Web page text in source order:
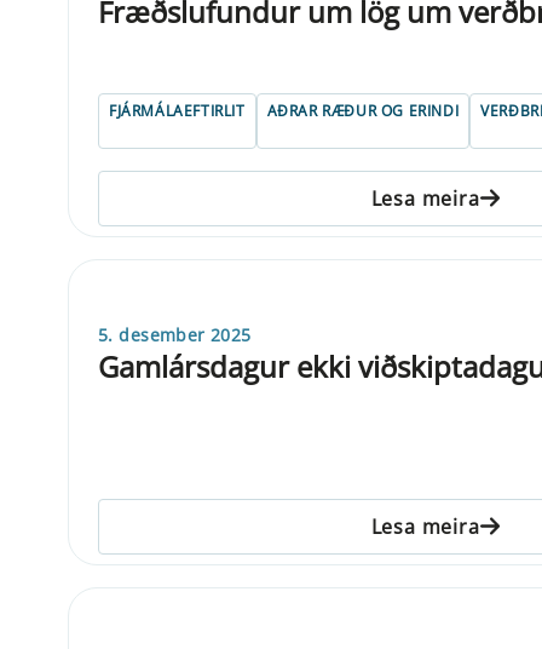
Fræðslufundur um lög um
FJÁRMÁLAEFTIRLIT AÐRAR RÆÐUR OG ERINDI
Lesa meira
5. desember 2025
Gamlársdagur ekki
Lesa meira